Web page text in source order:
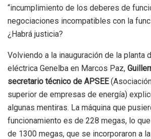
“incumplimiento de los deberes de
negociaciones incompatibles con la
¿Habrá justicia?
Volviendo a la inauguración de la planta
eléctrica Genelba en Marcos Paz,
secretario técnico de APSEE
superior de empresas de energía)
algunas mentiras. La máquina que
funcionamiento es de 228 megas, lo
de 1300 megas, que se incorporaron a